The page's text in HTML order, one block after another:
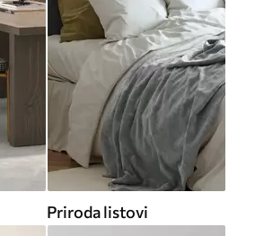
Priroda listovi